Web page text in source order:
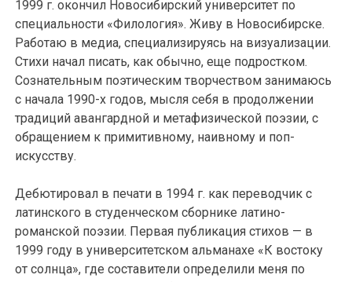
1999 г. окончил Новосибирский университет по
специальности «Филология». Живу в Новосибирске.
Работаю в медиа, специализируясь на визуализации.
Стихи начал писать, как обычно, еще подростком.
Сознательным поэтическим творчеством занимаюсь
с начала 1990-х годов, мысля себя в продолжении
традиций авангардной и метафизической поэзии, с
обращением к примитивному, наивному и поп-
искусству.
Дебютировал в печати в 1994 г. как переводчик с
латинского в студенческом сборнике латино-
романской поэзии. Первая публикация стихов — в
1999 году в университетском альманахе «К востоку
от солнца», где составители определили меня по